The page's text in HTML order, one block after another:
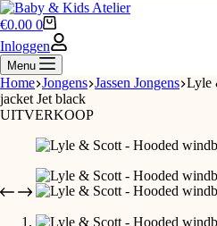
Winkelwagen
€0.00 0
Inloggen
Menu
Home Jongens Jassen Jongens Lyle
jacket Jet black
UITVERKOOP